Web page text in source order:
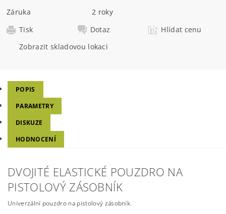
Záruka
2 roky
Tisk
Dotaz
Hlídat cenu
Zobrazit skladovou lokaci
POPIS
PARAMETRY
DISKUZE
HODNOCENÍ
DVOJITÉ ELASTICKÉ POUZDRO NA
PISTOLOVÝ ZÁSOBNÍK
Univerzální pouzdro na pistolový zásobník.